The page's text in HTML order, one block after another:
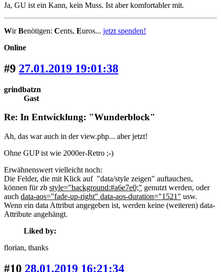
Ja, GU ist ein Kann, kein Muss. Ist aber komfortabler mit.
WirBenötigen: Cents, Euros... jetzt spenden!
Online
#9 27.01.2019 19:01:38
grindbatzn
Gast
Re: In Entwicklung: "Wunderblock"
Ah, das war auch in der view.php... aber jetzt!
Ohne GUP ist wie 2000er-Retro ;-)
Erwähnenswert vielleicht noch:
Die Felder, die mit Klick auf "data/style zeigen" auftauchen,
können für zb style="background:#a6e7e0;" genutzt werden, oder
auch data-aos="fade-up-right" data-aos-duration="1521" usw.
Wenn ein data Attribut angegeben ist, werden keine (weiteren) data-
Attribute angehängt.
Liked by:
florian, thanks
#10 28.01.2019 16:21:34